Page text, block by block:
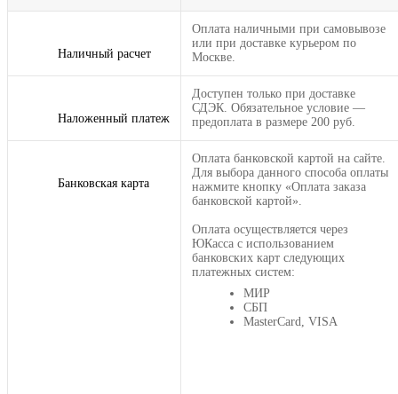
Наличный расчет
Оплата наличными при самовывозе
или при доставке курьером по
Москве.
Наложенный платеж
Доступен только при доставке
СДЭК. Обязательное условие —
предоплата в размере 200 руб.
Банковская карта
Оплата банковской картой на сайте.
Для выбора данного способа оплаты
нажмите кнопку «Оплата заказа
банковской картой».
Оплата осуществляется через
ЮКасса с использованием
банковских карт следующих
платежных систем:
МИР
СБП
MasterCard, VISA